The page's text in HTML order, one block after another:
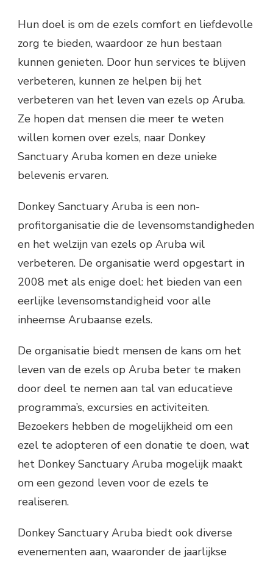
Hun doel is om de ezels comfort en liefdevolle
zorg te bieden, waardoor ze hun bestaan ​​
kunnen genieten. Door hun services te blijven
verbeteren, kunnen ze helpen bij het
verbeteren van het leven van ezels op Aruba.
Ze hopen dat mensen die meer te weten
willen komen over ezels, naar Donkey
Sanctuary Aruba komen en deze unieke
belevenis ervaren.
Donkey Sanctuary Aruba is een non-
profitorganisatie die de levensomstandigheden
en het welzijn van ezels op Aruba wil
verbeteren. De organisatie werd opgestart in
2008 met als enige doel: het bieden van een
eerlijke levensomstandigheid voor alle
inheemse Arubaanse ezels.
De organisatie biedt mensen de kans om het
leven van de ezels op Aruba beter te maken
door deel te nemen aan tal van educatieve
programma’s, excursies en activiteiten.
Bezoekers hebben de mogelijkheid om een
ezel te adopteren of een donatie te doen, wat
het Donkey Sanctuary Aruba mogelijk maakt
om een gezond leven voor de ezels te
realiseren.
Donkey Sanctuary Aruba biedt ook diverse
evenementen aan, waaronder de jaarlijkse